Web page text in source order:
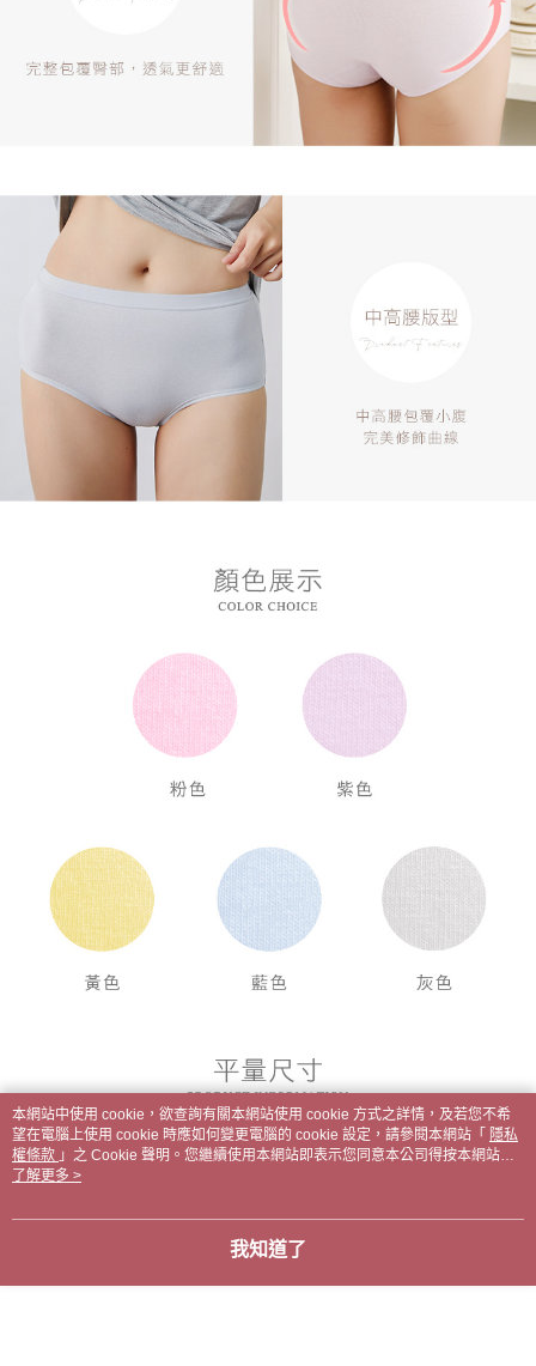
本網站中使用 cookie，欲查詢有關本網站使用 cookie 方式之詳情，及若您不希
望在電腦上使用 cookie 時應如何變更電腦的 cookie 設定，請參閱本網站「 隱私
權條款 」之 Cookie 聲明。您繼續使用本網站即表示您同意本公司得按本網站使
用條款之 Cookie 聲明使用 cookie。
了解更多 >
我知道了